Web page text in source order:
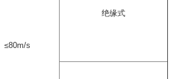
≤80m/s
绝缘式